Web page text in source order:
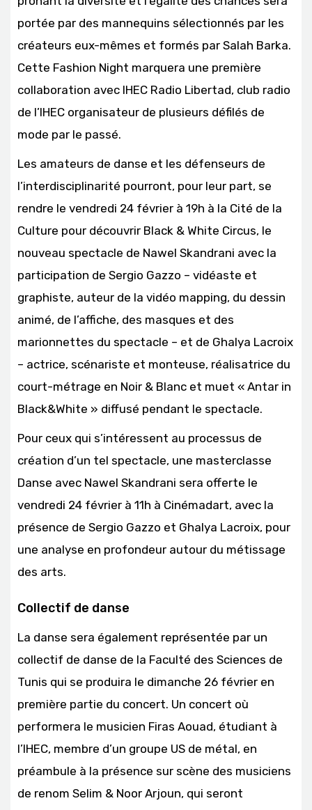
portée par des mannequins sélectionnés par les
créateurs eux-mêmes et formés par Salah Barka.
Cette Fashion Night marquera une première
collaboration avec IHEC Radio Libertad, club radio
de l’IHEC organisateur de plusieurs défilés de
mode par le passé.
Les amateurs de danse et les défenseurs de
l’interdisciplinarité pourront, pour leur part, se
rendre le vendredi 24 février à 19h à la Cité de la
Culture pour découvrir Black & White Circus, le
nouveau spectacle de Nawel Skandrani avec la
participation de Sergio Gazzo – vidéaste et
graphiste, auteur de la vidéo mapping, du dessin
animé, de l’affiche, des masques et des
marionnettes du spectacle – et de Ghalya Lacroix
– actrice, scénariste et monteuse, réalisatrice du
court-métrage en Noir & Blanc et muet « Antar in
Black&White » diffusé pendant le spectacle.
Pour ceux qui s’intéressent au processus de
création d’un tel spectacle, une masterclasse
Danse avec Nawel Skandrani sera offerte le
vendredi 24 février à 11h à Cinémadart, avec la
présence de Sergio Gazzo et Ghalya Lacroix, pour
une analyse en profondeur autour du métissage
des arts.
Collectif de danse
La danse sera également représentée par un
collectif de danse de la Faculté des Sciences de
Tunis qui se produira le dimanche 26 février en
première partie du concert. Un concert où
performera le musicien Firas Aouad, étudiant à
l’IHEC, membre d’un groupe US de métal, en
préambule à la présence sur scène des musiciens
de renom Selim & Noor Arjoun, qui seront